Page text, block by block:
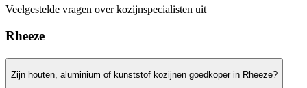
Veelgestelde vragen over kozijnspecialisten uit
Rheeze
Zijn houten, aluminium of kunststof kozijnen goedkoper in Rheeze?